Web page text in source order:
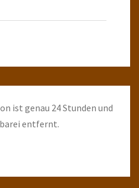
ist genau 24 Stunden und
entfernt.